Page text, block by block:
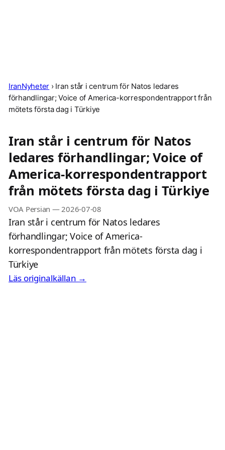
IranNyheter › Iran står i centrum för Natos ledares
förhandlingar; Voice of America-korrespondentrapport från
mötets första dag i Türkiye
Iran står i centrum för Natos
ledares förhandlingar; Voice of
America-korrespondentrapport
från mötets första dag i Türkiye
VOA Persian — 2026-07-08
Iran står i centrum för Natos ledares
förhandlingar; Voice of America-
korrespondentrapport från mötets första dag i
Türkiye
Läs originalkällan →